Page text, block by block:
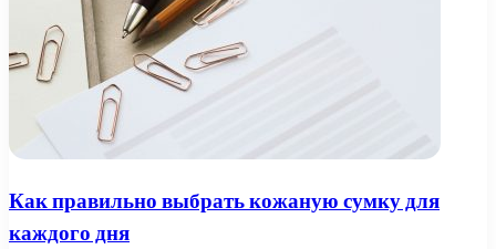
Как правильно выбрать кожаную сумку для
каждого дня